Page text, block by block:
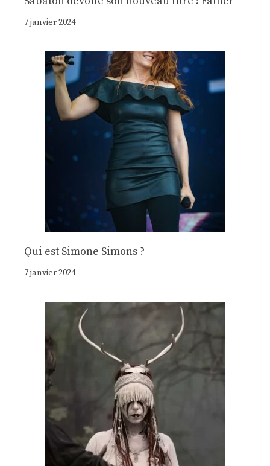
7 janvier 2024
Qui est Simone Simons ?
7 janvier 2024